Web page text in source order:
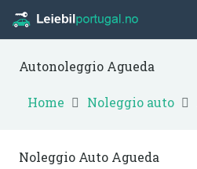
Autonoleggio Agueda
Home Noleggio auto
Noleggio Auto Agueda